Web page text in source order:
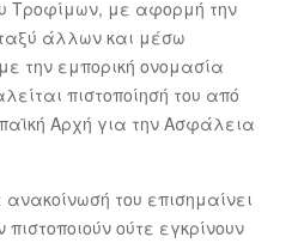
Τροφίμων, με αφορμή την
άλλων και μέσω
την εμπορική ονομασία
πιστοποίησή του από
Αρχή για την Ασφάλεια
του επισημαίνει
ούτε εγκρίνουν